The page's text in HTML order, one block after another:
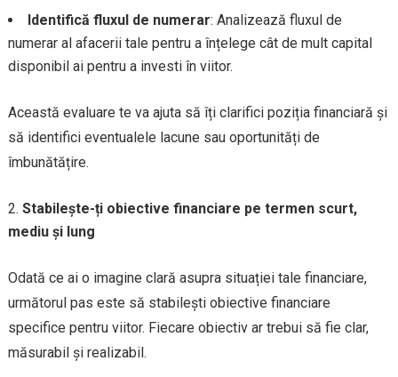
Identifică fluxul de numerar: Analizează fluxul de
numerar al afacerii tale pentru a înțelege cât de mult capital
disponibil ai pentru a investi în viitor.
Această evaluare te va ajuta să îți clarifici poziția financiară și
să identifici eventualele lacune sau oportunități de
îmbunătățire.
Stabilește-ți obiective financiare pe termen scurt,
mediu și lung
Odată ce ai o imagine clară asupra situației tale financiare,
următorul pas este să stabilești obiective financiare
specifice pentru viitor. Fiecare obiectiv ar trebui să fie clar,
măsurabil și realizabil.